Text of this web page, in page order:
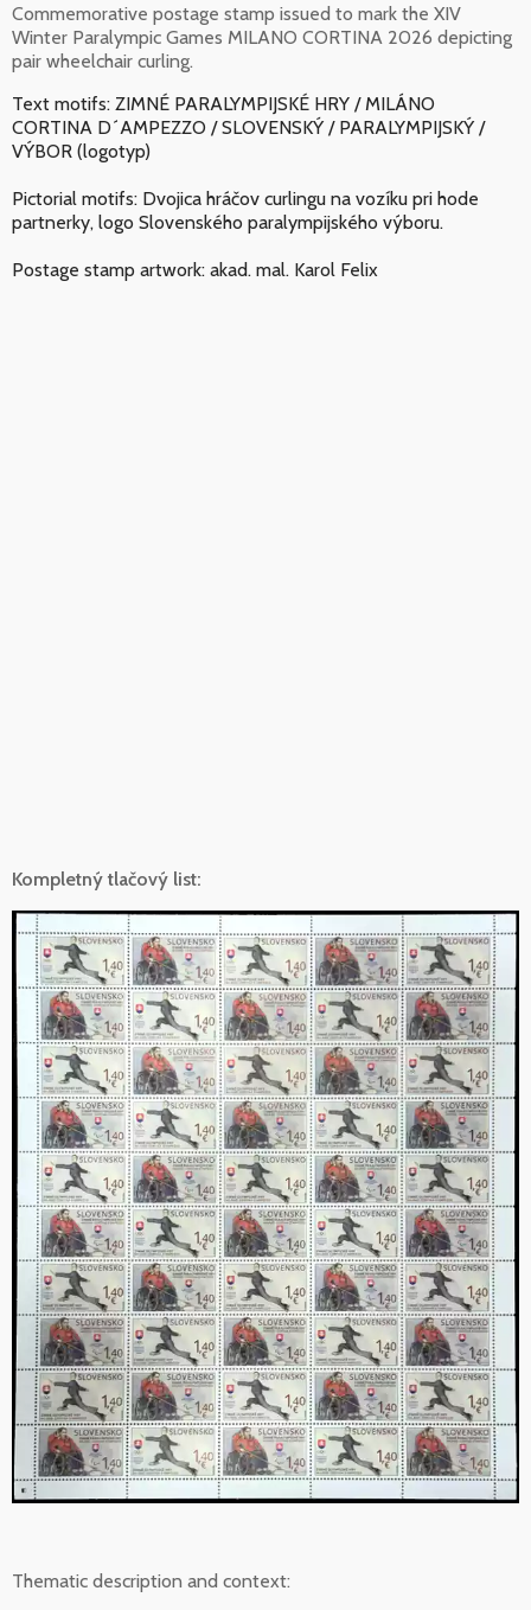
Commemorative postage stamp issued to mark the XIV
Winter Paralympic Games MILANO CORTINA 2026 depicting
pair wheelchair curling.
Text motifs: ZIMNÉ PARALYMPIJSKÉ HRY / MILÁNO
CORTINA D´AMPEZZO / SLOVENSKÝ / PARALYMPIJSKÝ /
VÝBOR (logotyp)
Pictorial motifs: Dvojica hráčov curlingu na vozíku pri hode
partnerky, logo Slovenského paralympijského výboru.
Postage stamp artwork: akad. mal. Karol Felix
Kompletný tlačový list:
Thematic description and context: